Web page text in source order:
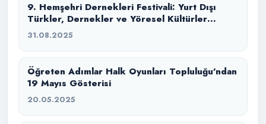
9. Hemşehri Dernekleri Festivali: Yurt Dışı
Türkler, Dernekler ve Yöresel Kültürler
Buluşması
31.08.2025
Öğreten Adımlar Halk Oyunları Topluluğu’ndan
19 Mayıs Gösterisi
20.05.2025